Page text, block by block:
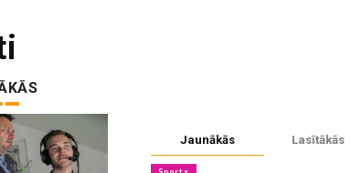
Jaunākās Lasītākās